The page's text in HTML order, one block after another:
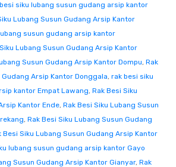
siku lubang susun gudang arsip kantor
Lubang Susun Gudang Arsip Kantor
susun gudang arsip kantor
Lubang Susun Gudang Arsip Kantor
Susun Gudang Arsip Kantor Dompu, Rak
Arsip Kantor Donggala, rak besi siku
kantor Empat Lawang, Rak Besi Siku
Kantor Ende, Rak Besi Siku Lubang Susun
, Rak Besi Siku Lubang Susun Gudang
Besi Siku Lubang Susun Gudang Arsip Kantor
lubang susun gudang arsip kantor Gayo
Susun Gudang Arsip Kantor Gianyar, Rak